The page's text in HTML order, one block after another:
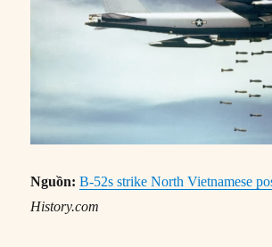
Nguồn: B-52s strike North Vietnamese
History.com